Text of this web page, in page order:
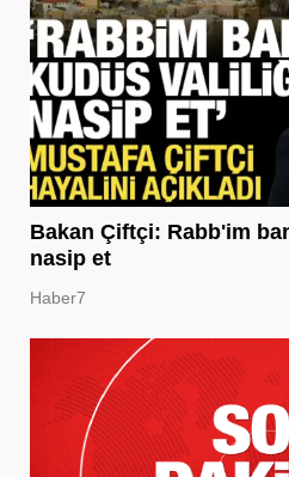
Bakan Çiftçi: Rabb'im
nasip et
Haber7